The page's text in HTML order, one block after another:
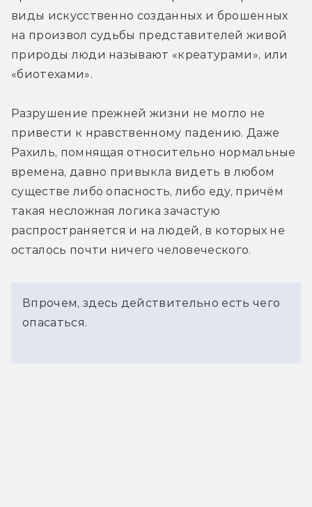
виды искусственно созданных и брошенных
на произвол судьбы представителей живой
природы люди называют «креатурами», или
«биотехами».
Разрушение прежней жизни не могло не
привести к нравственному падению. Даже
Рахиль, помнящая относительно нормальные
времена, давно привыкла видеть в любом
существе либо опасность, либо еду, причём
такая несложная логика зачастую
распространяется и на людей, в которых не
осталось почти ничего человеческого.
Впрочем, здесь действительно есть чего
опасаться.